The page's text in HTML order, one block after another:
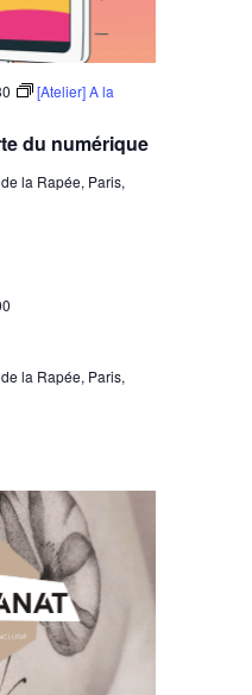
du numérique
[Atelier] A la
la Rapée, Paris,
la Rapée, Paris,